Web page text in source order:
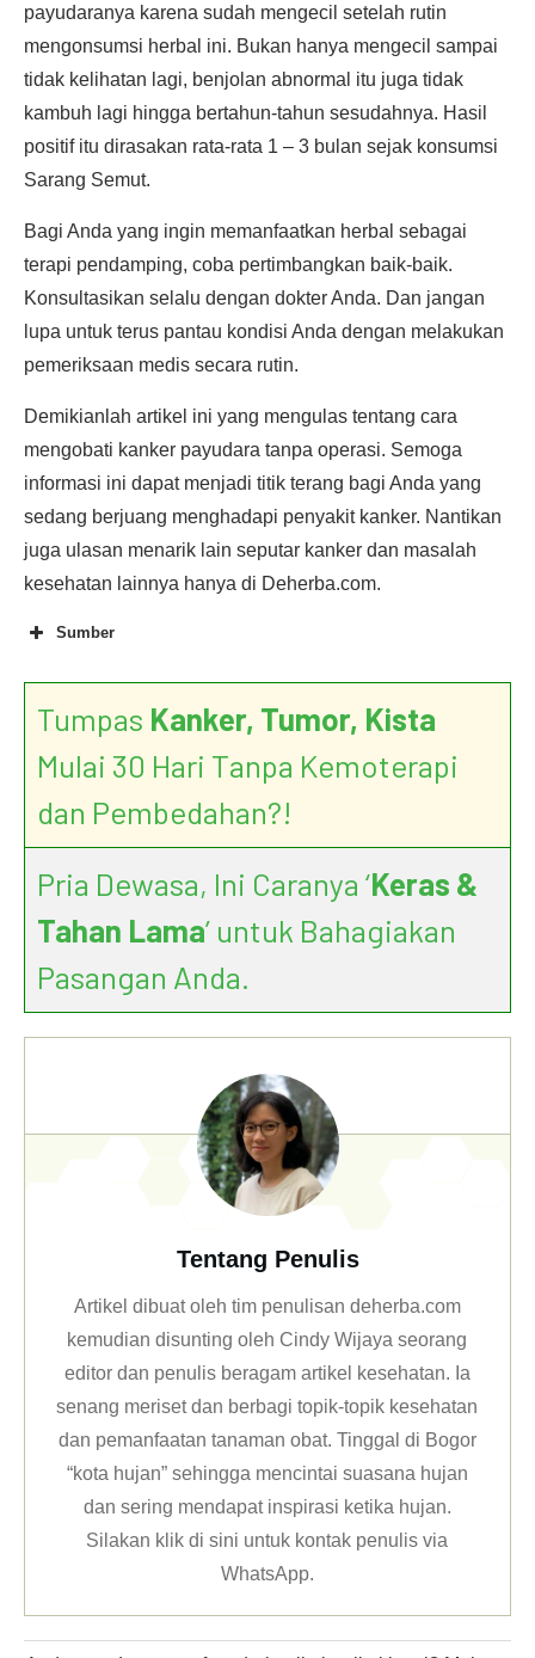
payudaranya karena sudah mengecil setelah rutin
mengonsumsi herbal ini. Bukan hanya mengecil sampai
tidak kelihatan lagi, benjolan abnormal itu juga tidak
kambuh lagi hingga bertahun-tahun sesudahnya. Hasil
positif itu dirasakan rata-rata 1 – 3 bulan sejak konsumsi
Sarang Semut.
Bagi Anda yang ingin memanfaatkan herbal sebagai
terapi pendamping, coba pertimbangkan baik-baik.
Konsultasikan selalu dengan dokter Anda. Dan jangan
lupa untuk terus pantau kondisi Anda dengan melakukan
pemeriksaan medis secara rutin.
Demikianlah artikel ini yang mengulas tentang cara
mengobati kanker payudara tanpa operasi. Semoga
informasi ini dapat menjadi titik terang bagi Anda yang
sedang berjuang menghadapi penyakit kanker. Nantikan
juga ulasan menarik lain seputar kanker dan masalah
kesehatan lainnya hanya di Deherba.com.
Sumber
Surgery
Tumpas Kanker, Tumor, Kista
Mulai 30 Hari Tanpa Kemoterapi
dan Pembedahan?!
Pria Dewasa, Ini Caranya ‘Keras &
Tahan Lama’ untuk Bahagiakan
Pasangan Anda.
Tentang Penulis
Artikel dibuat oleh tim penulisan deherba.com
kemudian disunting oleh Cindy Wijaya seorang
editor dan penulis beragam artikel kesehatan. Ia
senang meriset dan berbagi topik-topik kesehatan
dan pemanfaatan tanaman obat. Tinggal di Bogor
“kota hujan” sehingga mencintai suasana hujan
dan sering mendapat inspirasi ketika hujan.
Silakan klikdi sini untuk kontak penulis via
WhatsApp.